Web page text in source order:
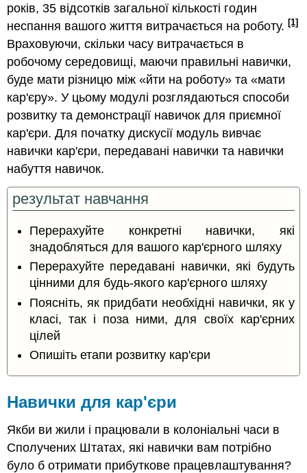
років, 35 відсотків загальної кількості годин
неспання вашого життя витрачається на роботу.[1]
Враховуючи, скільки часу витрачається в
робочому середовищі, маючи правильні навички,
буде мати різницю між «йти на роботу» та «мати
кар'єру». У цьому модулі розглядаються способи
розвитку та демонстрації навичок для приємної
кар'єри. Для початку дискусії модуль вивчає
навички кар'єри, передавані навички та навички
набуття навичок.
результат навчання
Перерахуйте конкретні навички, які
знадобляться для вашого кар'єрного шляху
Перерахуйте передавані навички, які будуть
цінними для будь-якого кар'єрного шляху
Поясніть, як придбати необхідні навички, як у
класі, так і поза ними, для своїх кар'єрних
цілей
Опишіть етапи розвитку кар'єри
Навички для кар'єри
Якби ви жили і працювали в колоніальні часи в
Сполучених Штатах, які навички вам потрібно
було б отримати прибуткове працевлаштування?